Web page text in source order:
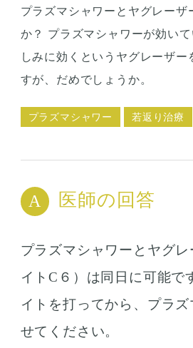
プラズマシャワーとヤグレーザ
か？ プラズマシャワーが効いて
しみに効くというヤグレーザー
すが、だめでしょうか。
プラズマシャワー 若返り治療
医師の回答
プラズマシャワーとヤグレ
イトC６）は同日に可能で
イトを打ってから、プラズ
せてください。